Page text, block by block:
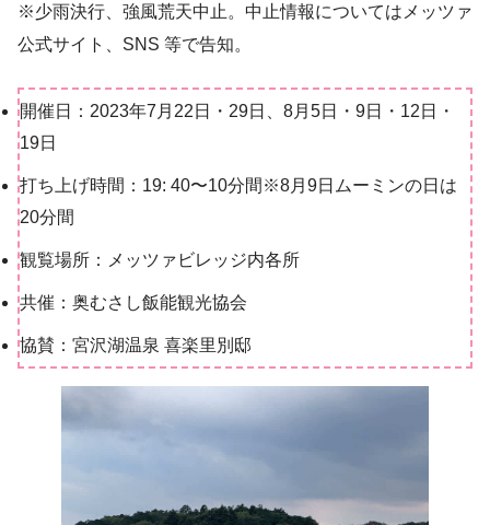
※少雨決行、強風荒天中止。中止情報についてはメッツァ
公式サイト、SNS 等で告知。
開催日：2023年7月22日・29日、8月5日・9日・12日・
19日
打ち上げ時間：19: 40〜10分間※8月9日ムーミンの日は
20分間
観覧場所：メッツァビレッジ内各所
共催：奥むさし飯能観光協会
協賛：宮沢湖温泉 喜楽里別邸